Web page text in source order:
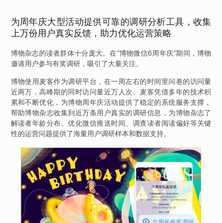
为周年庆大型活动提供可靠的调研分析工具，收集
上万份用户真实反馈，助力优化运营策略
博物杂志的读者群体十分庞大。在“博物微信6周年庆”期间，博物
邀请用户参与有奖调研，吸引了大量关注。
博物使用麦客作为调研平台，在一周左右的时间里问卷的访问量
近两万，高峰期的同时访问量近万人次。麦客凭借多年的技术积
累和不断优化，为博物周年庆活动提供了稳定的系统服务支撑，
帮助博物杂志收集到近万条用户真实的调研信息，为博物杂志了
解读者年龄分布、优化微信推送时间、调查读者阅读偏好等关键
性的运营问题提供了海量用户调研样本和数据支持。